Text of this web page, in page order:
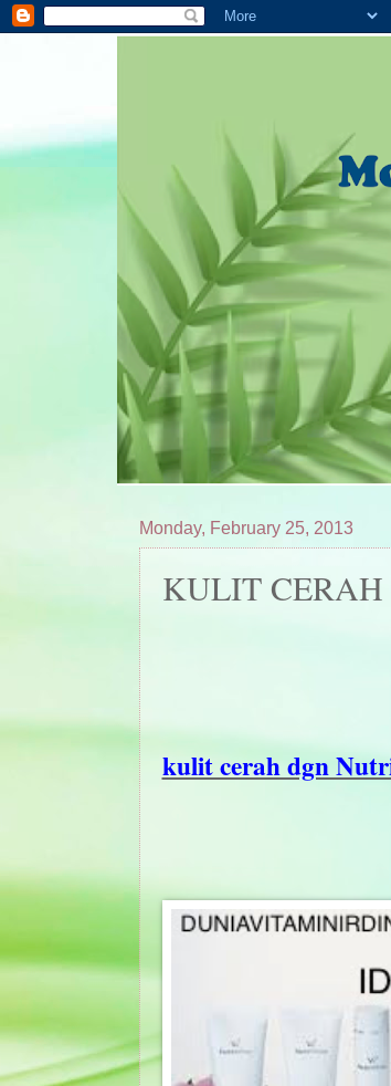
Monday, February 25, 2013
KULIT
kulit cerah dgn